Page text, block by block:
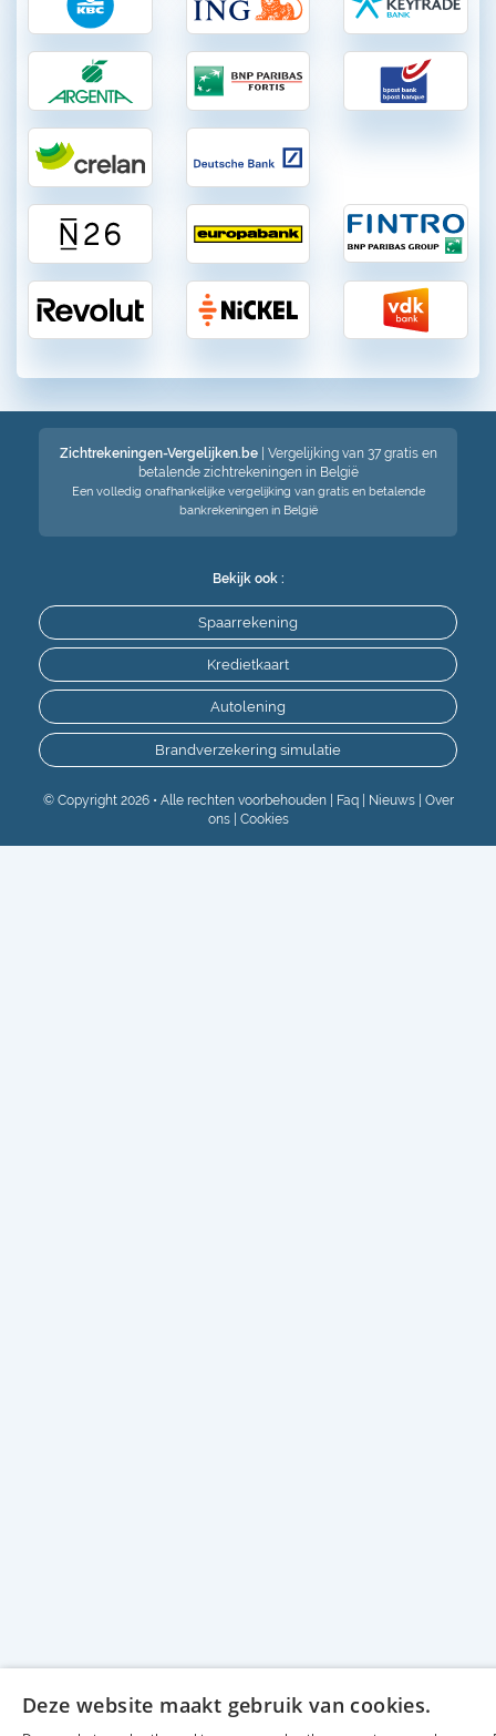
Zichtrekeningen-Vergelijken.be| Vergelijking van 37 gratis en
betalende zichtrekeningen in België
Een volledig onafhankelijke vergelijking van gratis en betalende
bankrekeningen in België
Bekijk ook :
Spaarrekening
Kredietkaart
Autolening
Brandverzekering simulatie
© Copyright 2026 • Alle rechten voorbehouden | Faq| Nieuws| Over
ons| Cookies
Deze website maakt gebruik van cookies.